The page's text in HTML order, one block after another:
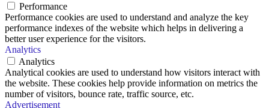
Performance
Performance cookies are used to understand and analyze the key
performance indexes of the website which helps in delivering a
better user experience for the visitors.
Analytics
Analytics
Analytical cookies are used to understand how visitors interact with
the website. These cookies help provide information on metrics the
number of visitors, bounce rate, traffic source, etc.
Advertisement